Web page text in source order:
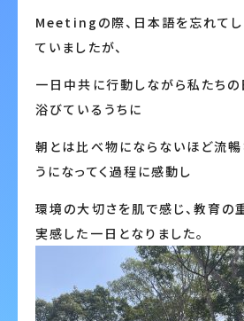
Meetingの際、日本語を忘れてし
ていましたが、
一日中共に行動しながら私たちの
浴びているうちに
朝とは比べ物にならないほど流
うになってく過程に感動し
環境の大切さを肌で感じ、教育の
実感した一日となりました。